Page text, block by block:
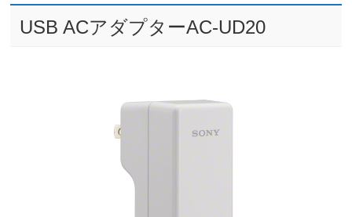
USB ACアダプターAC-UD20